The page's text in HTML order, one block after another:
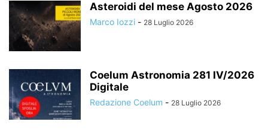
Asteroidi del mese Agosto 2026
Marco Iozzi - 28 Luglio 2026
Coelum Astronomia 281 IV/2026
Digitale
Redazione Coelum - 28 Luglio 2026